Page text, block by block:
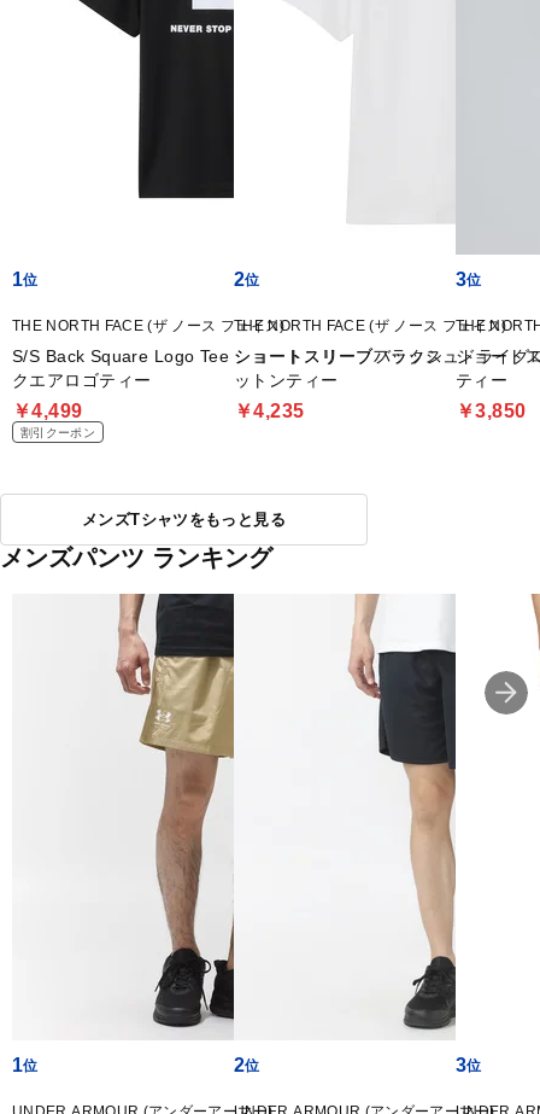
1
THE NORTH FACE (ザ ノース フェイス)
S/S Back Square Logo Tee ショートスリーブバックス
クエアロゴティー
￥4,499
割引クーポン
2
THE NORTH FACE (ザ ノース フェイス)
ショートスリーブフラッシュドライグ
ットンティー
￥4,235
3
THE
ショート
ティー
￥3,850
メンズTシャツをもっと見る
メンズパンツ ランキング
1 2 3